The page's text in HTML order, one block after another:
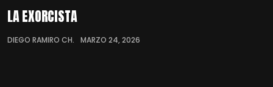
LA EXORCISTA
DIEGO RAMIRO CH. MARZO 24, 2026